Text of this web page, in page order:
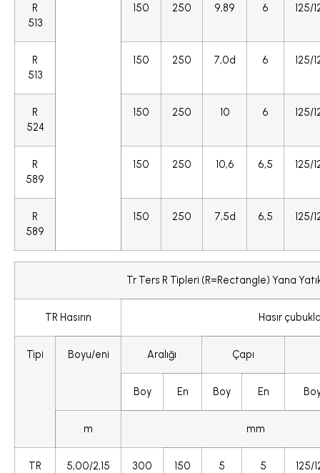
R
513
150 250 9,89 6 125/
R
513
150 250 7,0d 6 125/
R
524
150 250 10 6 125/
R
589
150 250 10,6 6,5 125/
R
589
150 250 7,5d 6,5 125/
Tr Ters R Tipleri (R=Rectangle) Yana
TR Hasırın Hasır
Tipi Boyu/eni Aralığı Çapı
Boy En Boy En
m mm
TR
5,00/2,15 300 150 5 5 125/